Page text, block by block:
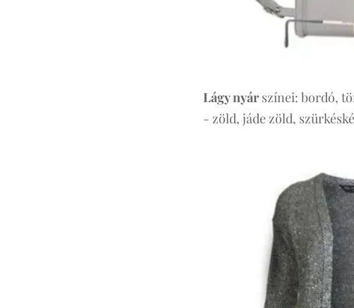
Lágy nyárszínei: bordó,
- zöld, jáde zöld,